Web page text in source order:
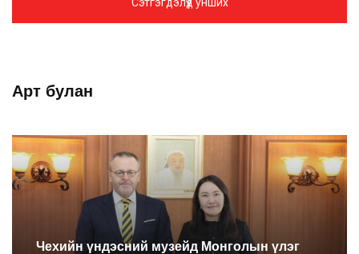
Арт булан
Чехийн үндэсний музейд Монголын үлэг